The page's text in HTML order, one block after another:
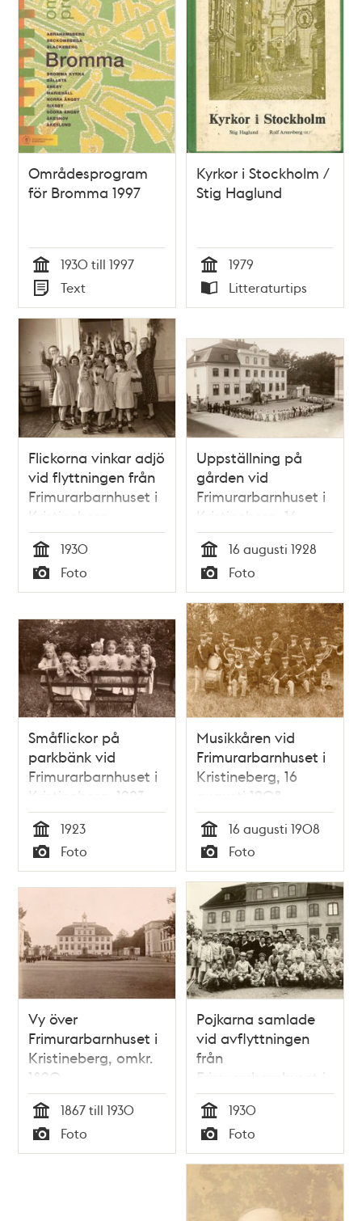
Områdesprogram
för Bromma 1997
Tid
1930 till 1997
Typ
Text
Kyrkor i Stockholm /
Stig Haglund
Tid
1979
Typ
Litteraturtips
Flickorna vinkar adjö
vid flyttningen från
Frimurarbarnhuset i
Kristineberg,
Augusti 1930.
Tid
1930
Typ
Foto
Uppställning på
gården vid
Frimurarbarnhuset i
Kristineberg, 16
augusti 1928
Tid
16 augusti 1928
Typ
Foto
Småflickor på
parkbänk vid
Frimurarbarnhuset i
Kristineberg, 1923.
Tid
1923
Typ
Foto
Musikkåren vid
Frimurarbarnhuset i
Kristineberg, 16
augusti 1908.
Tid
16 augusti 1908
Typ
Foto
Vy över
Frimurarbarnhuset i
Kristineberg, omkr.
1890.
Tid
1867 till 1930
Typ
Foto
Pojkarna samlade
vid avflyttningen
från
Frimurarbarnhuset i
Kristineberg,
augusti 1930
Tid
1930
Typ
Foto